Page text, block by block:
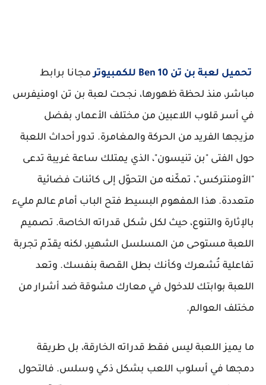
تحميل لعبة بن تن Ben 10 للكمبيوتر
مجانا برابط
مباشر، منذ لحظة ظهورها، نجحت لعبة بن تن اومنيفرس
في أسر قلوب اللاعبين من مختلف الأعمار، بفضل
مزيجها الفريد من الحركة والمغامرة. تدور أحداث اللعبة
حول الفتى "بن تنيسون"، الذي يمتلك ساعة غريبة تدعى
"الأومنتركس"، تمكّنه من التحوّل إلى كائنات فضائية
متعددة. هذا المفهوم البسيط فتح الباب أمام عالم مليء
بالإثارة والتنوع، حيث لكل شكل قدراته الخاصة. تصميم
اللعبة مستوحى من المسلسل الشهير، لكنه يقدّم تجربة
تفاعلية تُشعرك وكأنك بطل القصة بنفسك. وتعد
اللعبة بوابتك للدخول في معارك مشوقة ضد أشرار من
مختلف العوالم.
ما يميز اللعبة ليس فقط قدراته الخارقة، بل طريقة
دمجها في أسلوب اللعب بشكل ذكي وسلس. فالتحول